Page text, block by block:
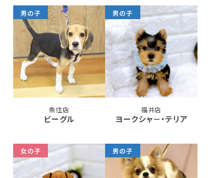
男の子
魚住店
ビーグル
男の子
福井店
ヨークシャ－・テリア
女の子 男の子